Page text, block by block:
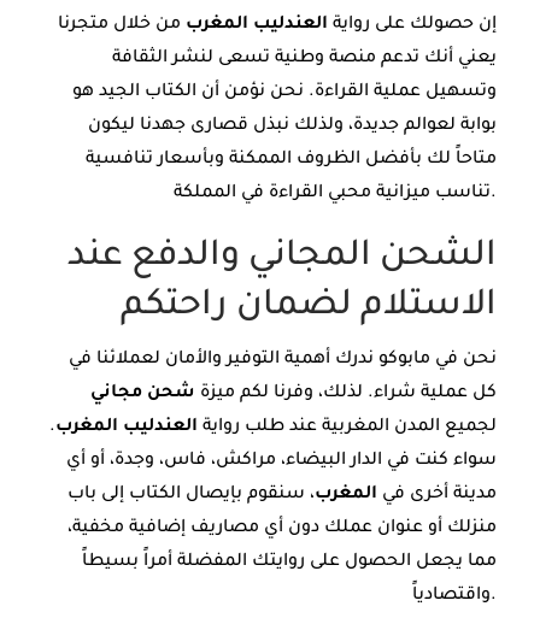
إن حصولك على رواية العندليب المغرب من خلال متجرنا
يعني أنك تدعم منصة وطنية تسعى لنشر الثقافة
وتسهيل عملية القراءة. نحن نؤمن أن الكتاب الجيد هو
بوابة لعوالم جديدة، ولذلك نبذل قصارى جهدنا ليكون
متاحاً لك بأفضل الظروف الممكنة وبأسعار تنافسية
تناسب ميزانية محبي القراءة في المملكة.
الشحن المجاني والدفع عند
الاستلام لضمان راحتكم
نحن في مابوكو ندرك أهمية التوفير والأمان لعملائنا في
كل عملية شراء. لذلك، وفرنا لكم ميزة شحن مجاني
لجميع المدن المغربية عند طلب رواية العندليب المغرب.
سواء كنت في الدار البيضاء، مراكش، فاس، وجدة، أو أي
مدينة أخرى في المغرب، سنقوم بإيصال الكتاب إلى باب
منزلك أو عنوان عملك دون أي مصاريف إضافية مخفية،
مما يجعل الحصول على روايتك المفضلة أمراً بسيطاً
واقتصادياً.